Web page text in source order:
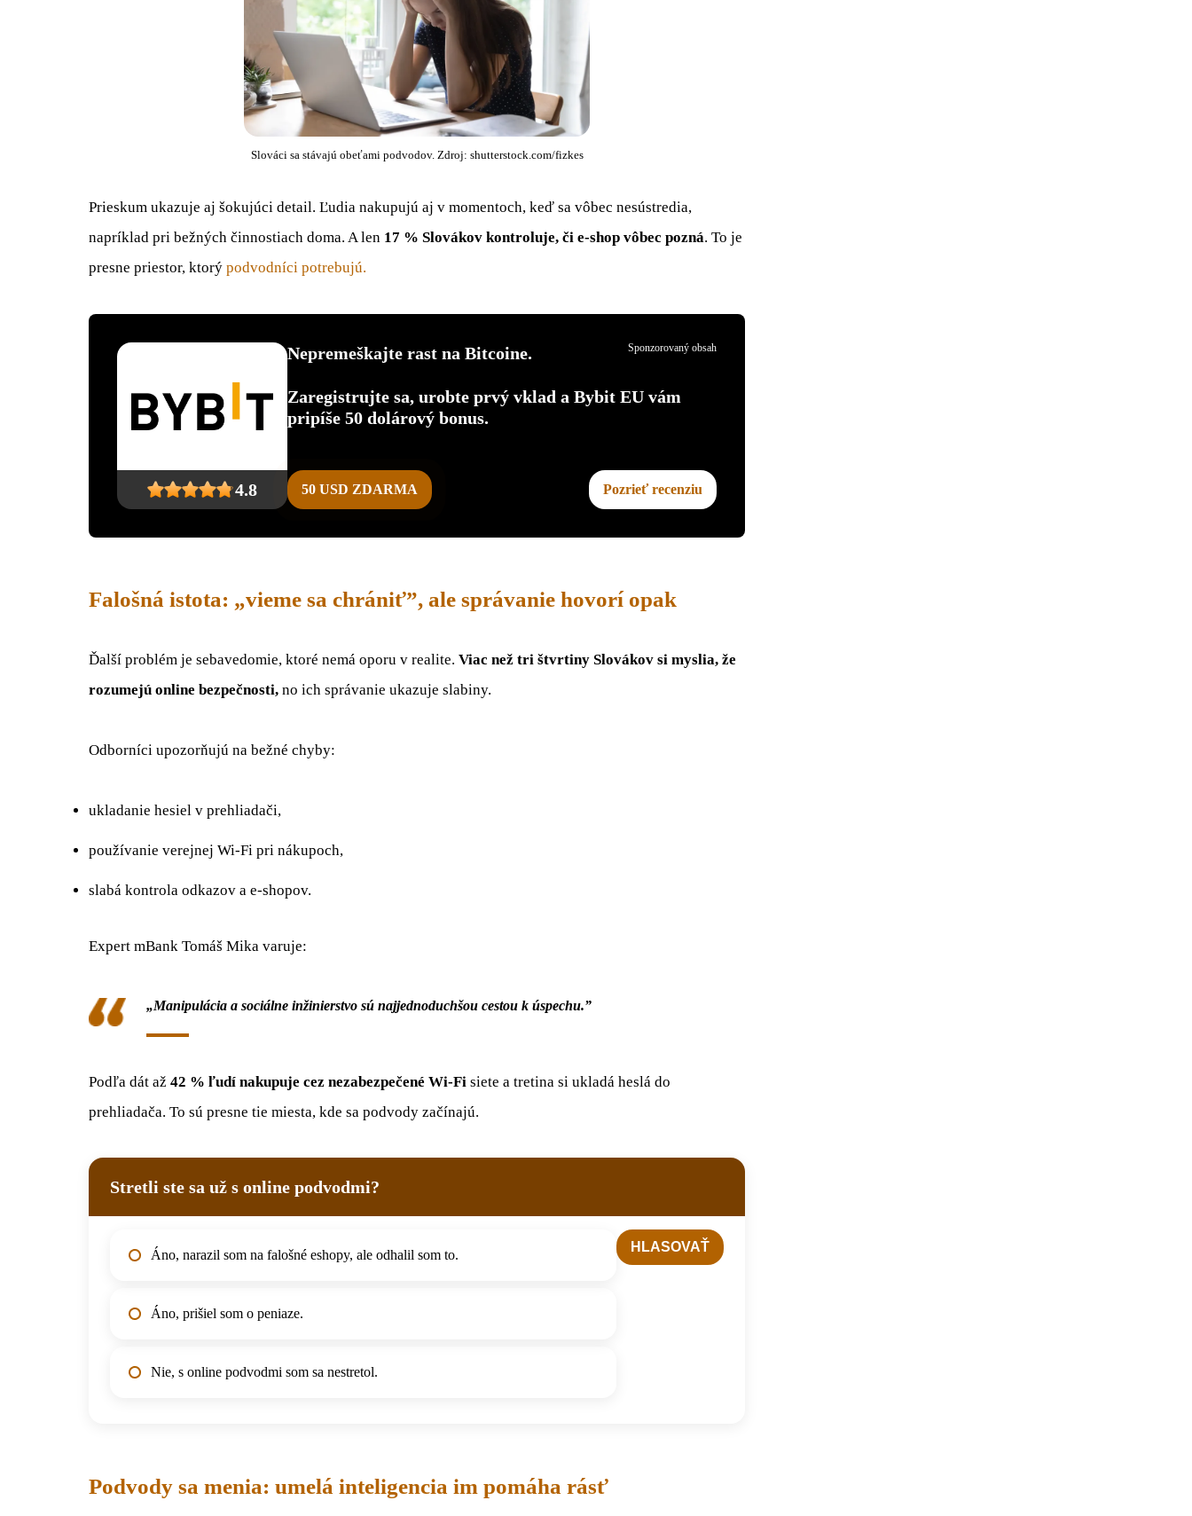
Slováci sa stávajú obeťami podvodov. Zdroj: shutterstock.com/fizkes
Prieskum ukazuje aj šokujúci detail. Ľudia nakupujú aj v momentoch, keď sa vôbec nesústredia,
napríklad pri bežných činnostiach doma. A len 17 % Slovákov kontroluje, či e-shop vôbec pozná. To je
presne priestor, ktorý podvodníci potrebujú.
4.8
Nepremeškajte rast na Bitcoine.
Zaregistrujte sa, urobte prvý vklad a Bybit EU vám
pripíše 50 dolárový bonus.
50 USD ZDARMA Pozrieť recenziu
Sponzorovaný obsah
Falošná istota: „vieme sa chrániť”, ale správanie hovorí opak
Ďalší problém je sebavedomie, ktoré nemá oporu v realite. Viac než tri štvrtiny Slovákov si myslia, že
rozumejú online bezpečnosti, no ich správanie ukazuje slabiny.
Odborníci upozorňujú na bežné chyby:
ukladanie hesiel v prehliadači,
používanie verejnej Wi-Fi pri nákupoch,
slabá kontrola odkazov a e-shopov.
Expert mBank Tomáš Mika varuje:
„Manipulácia a sociálne inžinierstvo sú najjednoduchšou cestou k úspechu.”
Podľa dát až 42 % ľudí nakupuje cez nezabezpečené Wi-Fi siete a tretina si ukladá heslá do
prehliadača. To sú presne tie miesta, kde sa podvody začínajú.
Stretli ste sa už s online podvodmi?
Áno, narazil som na falošné eshopy, ale odhalil som to.
Áno, prišiel som o peniaze.
Nie, s online podvodmi som sa nestretol.
Podvody sa menia: umelá inteligencia im pomáha rásť